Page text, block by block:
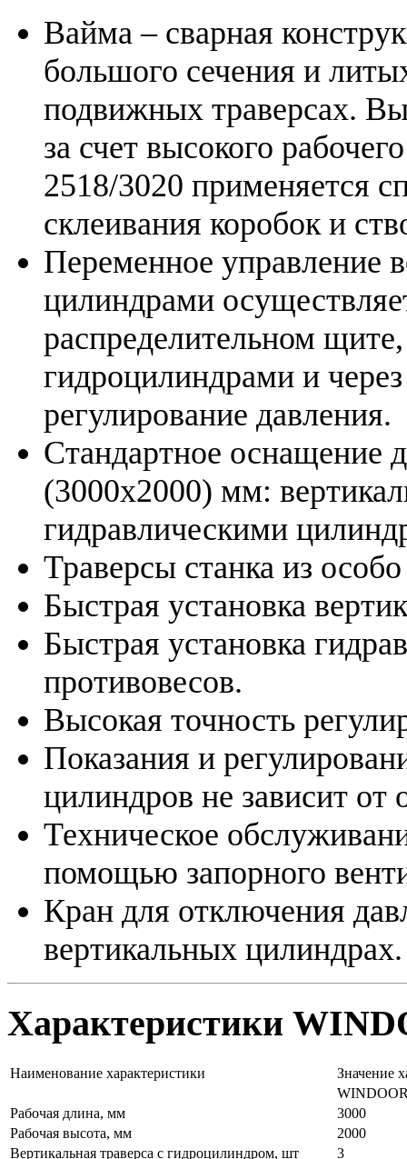
Вайма – сварная
большого сечения и
подвижных траверсах.
за счет высокого
2518/3020 применяется
склеивания коробок и
Переменное управление
цилиндрами
распределительном
гидроцилиндрами и
регулирование давления.
Стандартное оснащение
(3000х2000) мм:
гидравлическими
Траверсы станка из
Быстрая установка
Быстрая установка
противовесов.
Высокая точность
Показания и
цилиндров не зависит от
Техническое
помощью запорного
Кран для отключения
вертикальных цилиндрах.
Характеристики
Наименование характеристики
Значение
Рабочая длина, мм
3000
Рабочая высота, мм
2000
Вертикальная траверса с гидроцилиндром, шт
3